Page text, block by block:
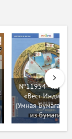
№11954 - Галеон
«Вест-Индия»
(Умная Бумага
из бумаги